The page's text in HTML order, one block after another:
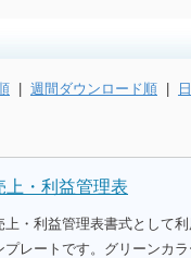
| 週間ダウンロード順 |
上・利益管理表
・利益管理表書式として
レートです。グリーンカ